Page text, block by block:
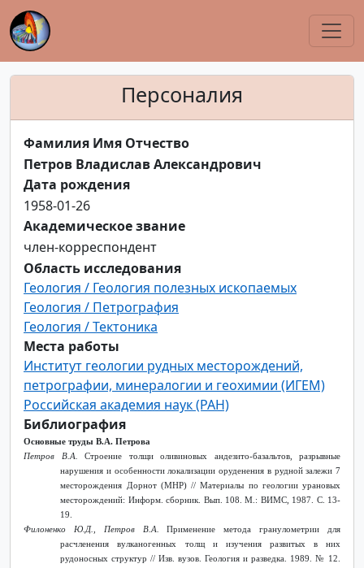
Персоналия
Фамилия Имя Отчество
Петров Владислав Александрович
Дата рождения
1958-01-26
Академическое звание
член-корреспондент
Область исследования
Геология / Геология полезных ископаемых
Геология / Петрография
Геология / Тектоника
Места работы
Институт геологии рудных месторождений,
петрографии, минералогии и геохимии (ИГЕМ)
Российская академия наук (РАН)
Библиография
Основные труды В.А. Петрова
Петров В.А. Строение толщи оливиновых андезито-базальтов, разрывные
нарушения и особенности локализации оруденения в рудной залежи 7
месторождения Дорнот (МНР) // Материалы по геологии урановых
месторождений: Информ. сборник. Вып. 108. М.: ВИМС, 1987. С. 13-
19.
Филоненко Ю.Д., Петров В.А.Применение метода гранулометрии для
расчленения вулканогенных толщ и изучения развитых в них
рудоносных структур // Изв. вузов. Геология и разведка. 1989. № 12.